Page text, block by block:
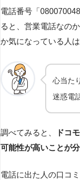
電話番号「
ると、営業電話なの
か気になっている人
心当た
迷惑電
調べてみると、
ドコ
可能性が高いことが分
電話に出た人の口コ